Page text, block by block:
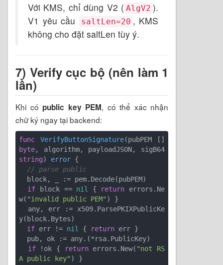
Với KMS, chỉ dùng V2 ( AlgV2 ).
V1 yêu cầu
saltLen=20 , KMS
không cho đặt saltLen tùy ý.
7) Verify cục bộ (nên làm 1
lần)
Khi có public key PEM, có thể xác nhận
chữ ký ngay tại backend:
func VerifyButtonSignature(pubPEM []
byte
, algorithm, payloadJSON, sigB64
string) error {
// parse public
if block == nil { return errors.Ne
w( "invalid public PEM" ) }
y(block.Bytes)
if err != nil { return err }
if !ok { return errors.New( "not RS
A public key" ) }